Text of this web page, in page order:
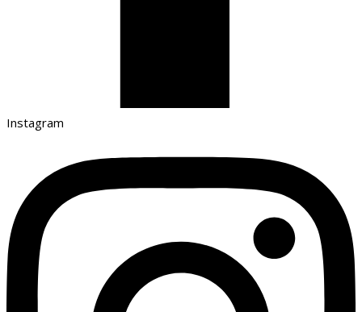
Instagram